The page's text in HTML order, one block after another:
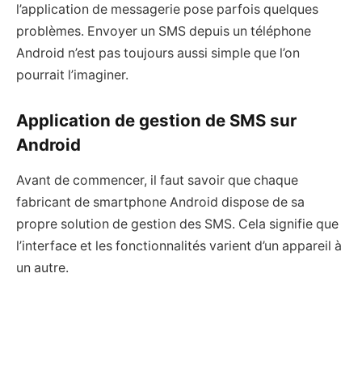
l’application de messagerie pose parfois quelques
problèmes. Envoyer un SMS depuis un téléphone
Android n’est pas toujours aussi simple que l’on
pourrait l’imaginer.
Application de gestion de SMS sur
Android
Avant de commencer, il faut savoir que chaque
fabricant de smartphone Android dispose de sa
propre solution de gestion des SMS. Cela signifie que
l’interface et les fonctionnalités varient d’un appareil à
un autre.